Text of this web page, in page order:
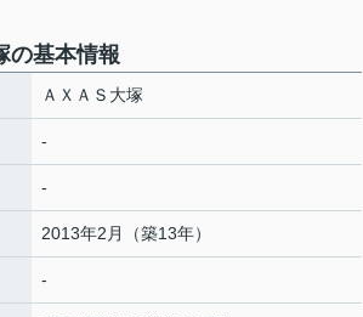
の基本情報
ＡＸＡＳ大塚
-
-
2013年2月（築13年）
-